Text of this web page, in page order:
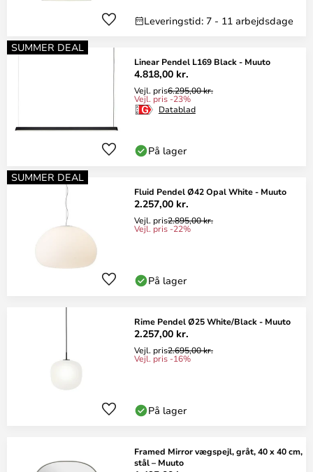
Leveringstid: 7 - 11 arbejdsdage
SUMMER DEAL
Linear Pendel L169 Black - Muuto
4.818,00 kr.
Vejl. pris6.295,00 kr.
Vejl. pris -23%
Datablad
På lager
SUMMER DEAL
Fluid Pendel Ø42 Opal White - Muuto
2.257,00 kr.
Vejl. pris2.895,00 kr.
Vejl. pris -22%
På lager
Rime Pendel Ø25 White/Black - Muuto
2.257,00 kr.
Vejl. pris2.695,00 kr.
Vejl. pris -16%
På lager
Framed Mirror vægspejl, gråt, 40 x 40 cm,
stål – Muuto